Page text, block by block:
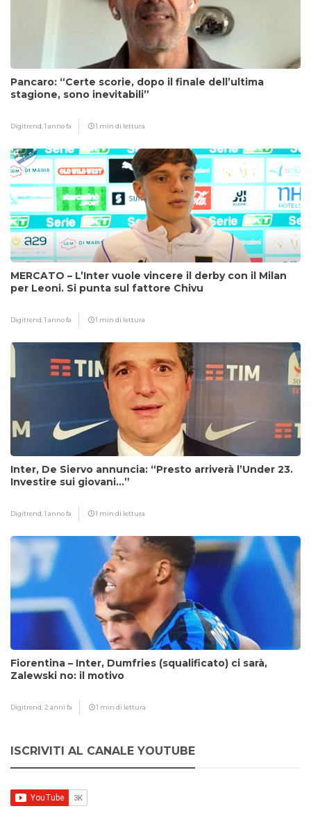
Pancaro: “Certe scorie, dopo il finale dell’ultima
stagione, sono inevitabili”
Digitrend,1 anno fa 1 min di lettura
MERCATO – L’Inter vuole vincere il derby con il Milan
per Leoni. Si punta sul fattore Chivu
Digitrend,1 anno fa 1 min di lettura
Inter, De Siervo annuncia: “Presto arriverà l’Under 23.
Investire sui giovani…”
Digitrend,1 anno fa 1 min di lettura
Fiorentina – Inter, Dumfries (squalificato) ci sarà,
Zalewski no: il motivo
Digitrend, 2 anni fa 1 min di lettura
ISCRIVITI AL CANALE YOUTUBE